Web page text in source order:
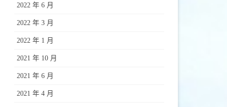
2022 年 6 月
2022 年 3 月
2022 年 1 月
2021 年 10 月
2021 年 6 月
2021 年 4 月